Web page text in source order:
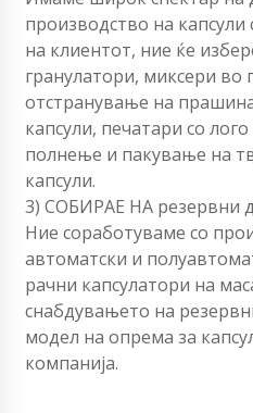
производство на
на клиентот, ние ќе
гранулатори, миксери во
отстранување на
капсули, печатари со
полнење и пакување на
капсули.
3) СОБИРАЕ НА резервни
Ние соработуваме со
автоматски и
рачни капсулатори на
снабдувањето на
модел на опрема за
компанија.